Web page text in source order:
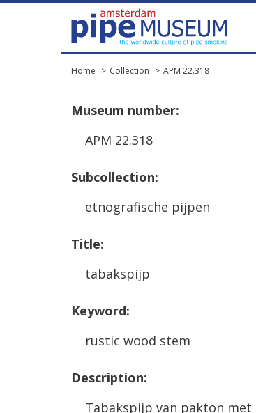
Home Collection APM 22.318
Museum number:
APM 22.318
Subcollection:
etnografische pijpen
Title:
tabakspijp
Keyword:
rustic wood stem
Description:
Tabakspijp van pakton met